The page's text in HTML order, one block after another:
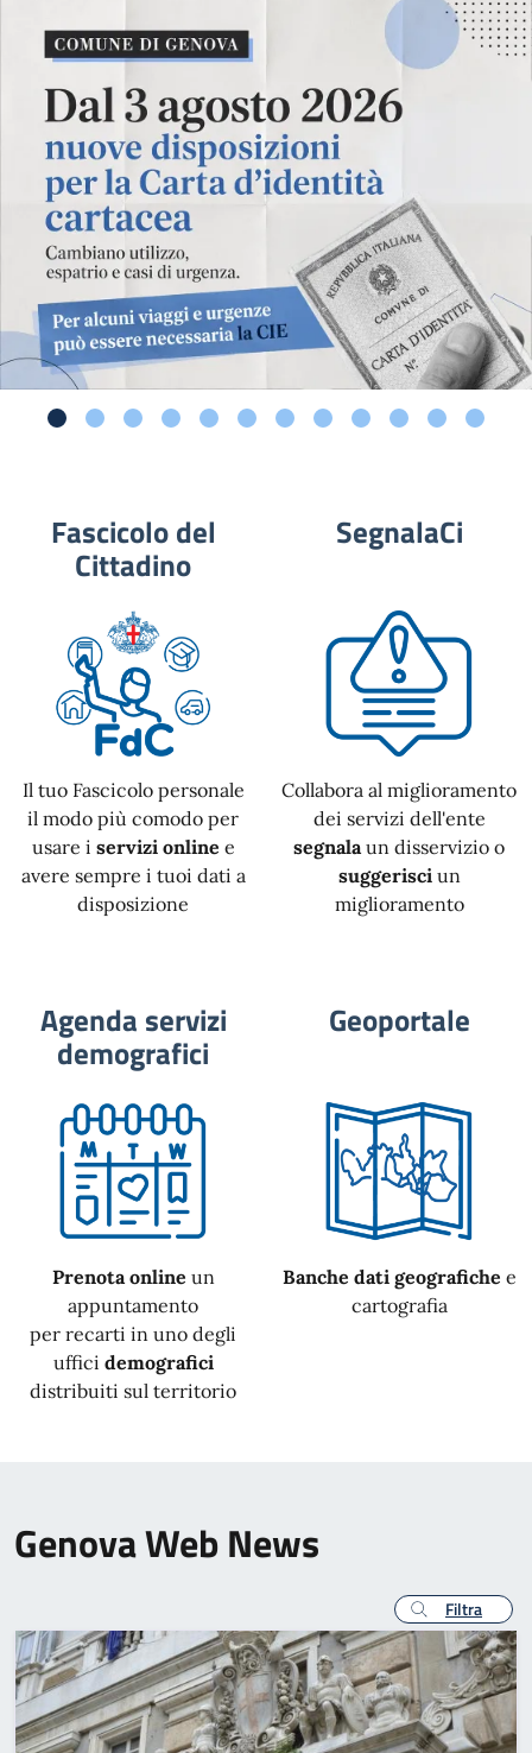
Fascicolo del
Cittadino
Il tuo Fascicolo personale
il modo più comodo per
usare i servizi online e
avere sempre i tuoi dati a
disposizione
SegnalaCi
Collabora al miglioramento
dei servizi dell'ente
segnala un disservizio o
suggerisciun
miglioramento
Agenda servizi
demografici
Prenota online un
appuntamento
per recarti in uno degli
uffici demografici
distribuiti sul territorio
Geoportale
Banche dati geografiche e
cartografia
Genova Web News
Filtra